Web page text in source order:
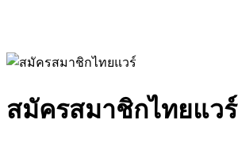
สมัครสมาชิกไทยแวร์